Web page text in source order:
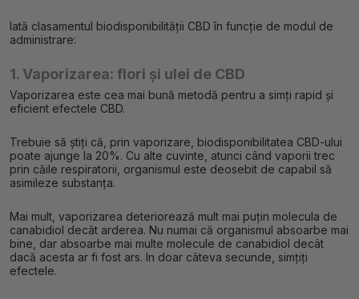
Iată clasamentul biodisponibilității CBD în funcție de modul de
administrare:
1. Vaporizarea: flori și ulei de CBD
Vaporizarea este cea mai bună metodă pentru a simți rapid și
eficient efectele CBD.
Trebuie să știți că, prin vaporizare, biodisponibilitatea CBD-ului
poate ajunge la 20%. Cu alte cuvinte, atunci când vaporii trec
prin căile respiratorii, organismul este deosebit de capabil să
asimileze substanța.
Mai mult, vaporizarea deteriorează mult mai puțin molecula de
canabidiol decât arderea. Nu numai că organismul absoarbe mai
bine, dar absoarbe mai multe molecule de canabidiol decât
dacă acesta ar fi fost ars. In doar câteva secunde, simțiți
efectele.